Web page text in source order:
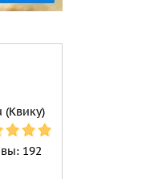
(Квику)
192